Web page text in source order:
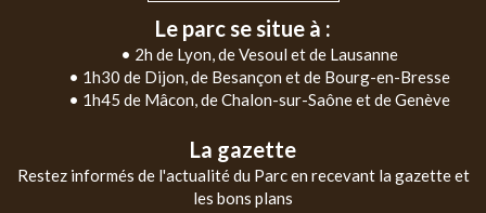
Le parc se situe à :
• 2h de Lyon, de Vesoul et de Lausanne
• 1h30 de Dijon, de Besançon et de Bourg-en-Bresse
• 1h45 de Mâcon, de Chalon-sur-Saône et de Genève
La gazette
Restez informés de l'actualité du Parc en recevant la gazette et
les bons plans